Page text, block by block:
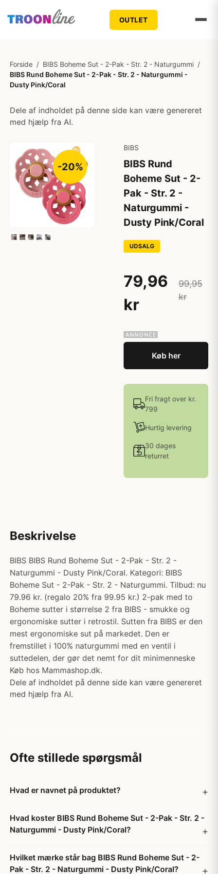
OUTLET
Forside / BIBS Boheme Sut - 2-Pak - Str. 2 - Naturgummi /
BIBS Rund Boheme Sut - 2-Pak - Str. 2 - Naturgummi -
Dusty Pink/Coral
Dele af indholdet på denne side kan være genereret
med hjælp fra AI.
-20%
BIBS
BIBS Rund
Boheme Sut - 2-
Pak - Str. 2 -
Naturgummi -
Dusty Pink/Coral
UDSALG
79,96
kr
99,95
kr
Køb her
Fri fragt over kr.
799
Hurtig levering
30 dages
returret
Beskrivelse
BIBS BIBS Rund Boheme Sut - 2-Pak - Str. 2 -
Naturgummi - Dusty Pink/Coral. Kategori: BIBS
Boheme Sut - 2-Pak - Str. 2 - Naturgummi. Tilbud: nu
79.96 kr. (regalo 20% fra 99.95 kr.) 2-pak med to
Boheme sutter i størrelse 2 fra BIBS - smukke og
ergonomiske sutter i retrostil. Sutten fra BIBS er den
mest ergonomiske sut på markedet. Den er
fremstillet i 100% naturgummi med en ventil i
suttedelen, der gør det nemt for dit minimenneske
Køb hos Mammashop.dk.
Dele af indholdet på denne side kan være genereret
med hjælp fra AI.
Ofte stillede spørgsmål
Hvad er navnet på produktet?
Hvad koster BIBS Rund Boheme Sut - 2-Pak - Str. 2 -
Naturgummi - Dusty Pink/Coral?
Hvilket mærke står bag BIBS Rund Boheme Sut - 2-
Pak - Str. 2 - Naturgummi - Dusty Pink/Coral?